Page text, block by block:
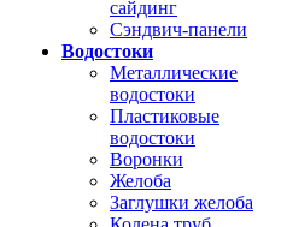
сайдинг
Сэндвич-панели
Водостоки
Металлические
водостоки
Пластиковые
водостоки
Воронки
Желоба
Заглушки желоба